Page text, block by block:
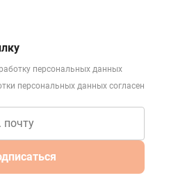
персональных данных
персональных данных согласен